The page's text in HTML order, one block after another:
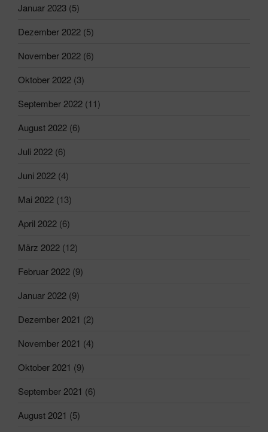
Januar 2023 (5)
Dezember 2022 (5)
November 2022 (6)
Oktober 2022 (3)
September 2022 (11)
August 2022 (6)
Juli 2022 (6)
Juni 2022 (4)
Mai 2022 (13)
April 2022 (6)
März 2022 (12)
Februar 2022 (9)
Januar 2022 (9)
Dezember 2021 (2)
November 2021 (4)
Oktober 2021 (9)
September 2021 (6)
August 2021 (5)